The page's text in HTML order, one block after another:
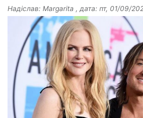
Надіслав: Margarita , дата: пт, 01/09/